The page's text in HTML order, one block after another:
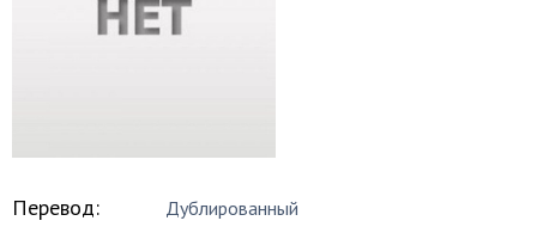
Перевод: Дублированный